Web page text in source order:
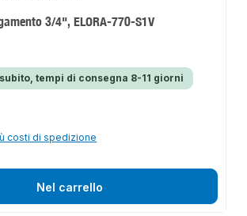
3/4", ELORA-770-S1V
tempi di consegna 8-11 giorni
costi di spedizione
Nel carrello